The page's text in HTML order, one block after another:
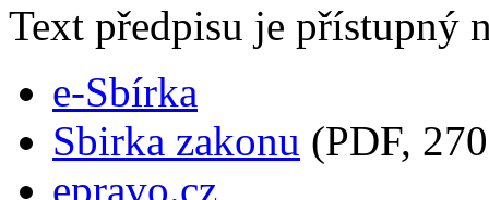
Text předpisu je přístupný
e-Sbírka
Sbirka zakonu (PDF,
epravo.cz